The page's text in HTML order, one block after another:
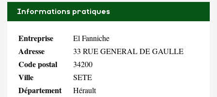
Informations pratiques
Entreprise El Fanniche
Adresse 33 RUE GENERAL DE GAULLE
Code postal 34200
Ville SETE
Département Hérault